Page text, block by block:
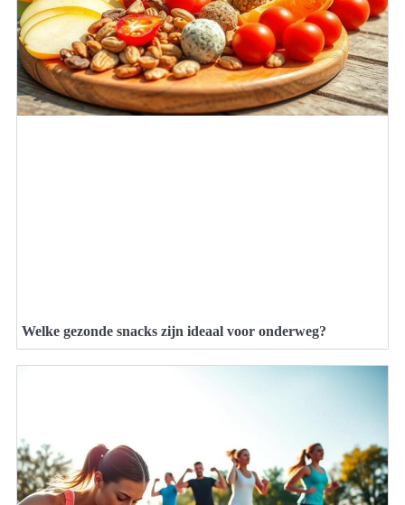
Welke gezonde snacks zijn ideaal voor onderweg?